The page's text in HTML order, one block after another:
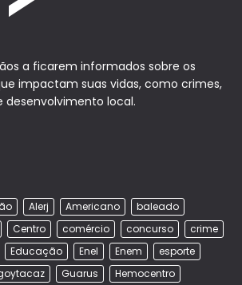
a ficarem informados sobre os
impactam suas vidas, como crimes,
desenvolvimento local.
Alerj Americano
baleado
Centro comércio concurso
crime
Educação Enel Enem
esporte
Guarus
Hemocentro